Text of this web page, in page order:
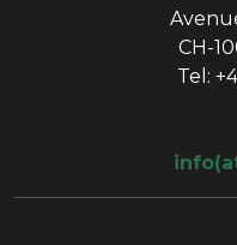
CH-
Tel: